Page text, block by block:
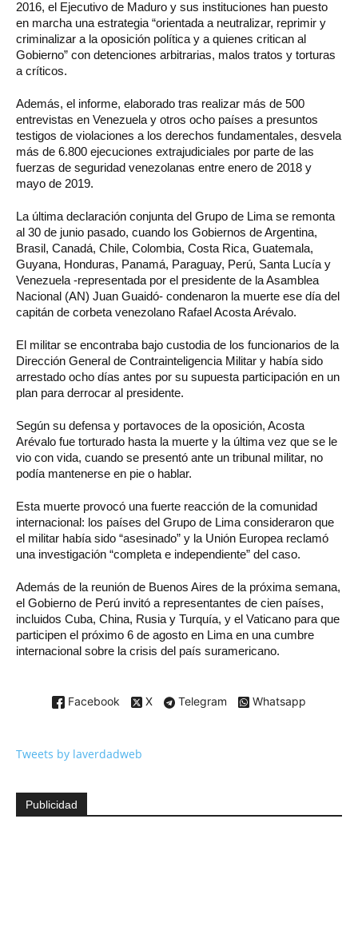
2016, el Ejecutivo de Maduro y sus instituciones han puesto
en marcha una estrategia “orientada a neutralizar, reprimir y
criminalizar a la oposición política y a quienes critican al
Gobierno” con detenciones arbitrarias, malos tratos y torturas
a críticos.
Además, el informe, elaborado tras realizar más de 500
entrevistas en Venezuela y otros ocho países a presuntos
testigos de violaciones a los derechos fundamentales, desvela
más de 6.800 ejecuciones extrajudiciales por parte de las
fuerzas de seguridad venezolanas entre enero de 2018 y
mayo de 2019.
La última declaración conjunta del Grupo de Lima se remonta
al 30 de junio pasado, cuando los Gobiernos de Argentina,
Brasil, Canadá, Chile, Colombia, Costa Rica, Guatemala,
Guyana, Honduras, Panamá, Paraguay, Perú, Santa Lucía y
Venezuela -representada por el presidente de la Asamblea
Nacional (AN) Juan Guaidó- condenaron la muerte ese día del
capitán de corbeta venezolano Rafael Acosta Arévalo.
El militar se encontraba bajo custodia de los funcionarios de la
Dirección General de Contrainteligencia Militar y había sido
arrestado ocho días antes por su supuesta participación en un
plan para derrocar al presidente.
Según su defensa y portavoces de la oposición, Acosta
Arévalo fue torturado hasta la muerte y la última vez que se le
vio con vida, cuando se presentó ante un tribunal militar, no
podía mantenerse en pie o hablar.
Esta muerte provocó una fuerte reacción de la comunidad
internacional: los países del Grupo de Lima consideraron que
el militar había sido “asesinado” y la Unión Europea reclamó
una investigación “completa e independiente” del caso.
Además de la reunión de Buenos Aires de la próxima semana,
el Gobierno de Perú invitó a representantes de cien países,
incluidos Cuba, China, Rusia y Turquía, y el Vaticano para que
participen el próximo 6 de agosto en Lima en una cumbre
internacional sobre la crisis del país suramericano.
Facebook X Telegram Whatsapp
Tweets by laverdadweb
Publicidad